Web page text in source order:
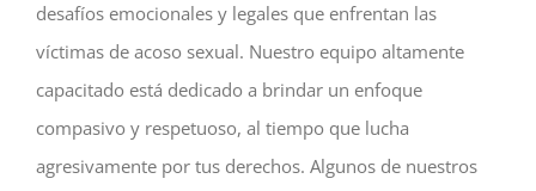
desafíos emocionales y legales que enfrentan las
víctimas de acoso sexual. Nuestro equipo altamente
capacitado está dedicado a brindar un enfoque
compasivo y respetuoso, al tiempo que lucha
agresivamente por tus derechos. Algunos de nuestros